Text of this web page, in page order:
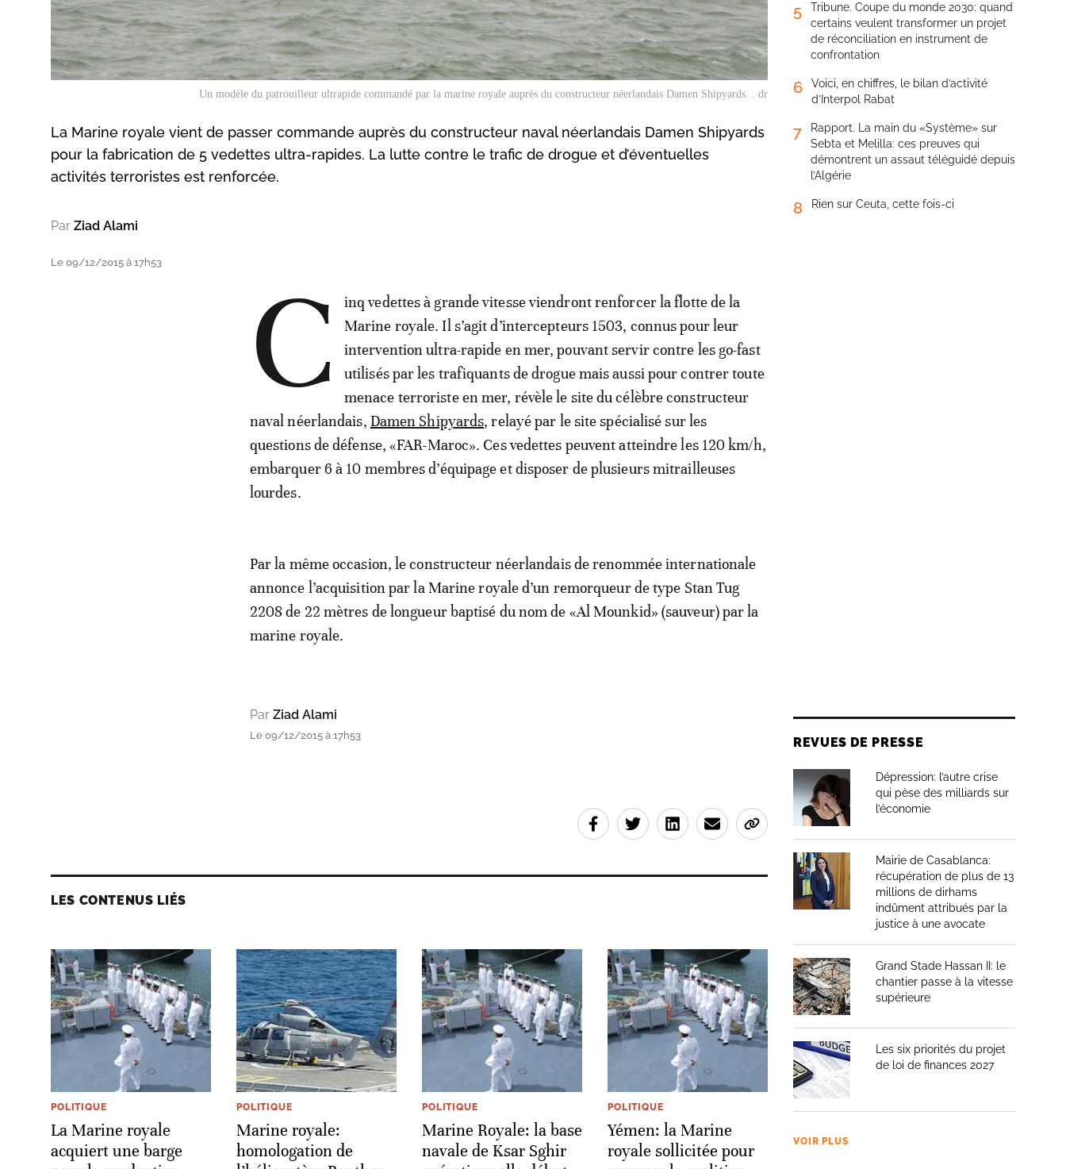
Un modèle du patrouilleur ultrapide commandé par la marine royale auprès du constructeur néerlandais Damen Shipyards. . dr
La Marine royale vient de passer commande auprès du constructeur naval néerlandais Damen Shipyards
pour la fabrication de 5 vedettes ultra-rapides. La lutte contre le trafic de drogue et d’éventuelles
activités terroristes est renforcée.
Par Ziad Alami
Le 09/12/2015 à 17h53 C
inq vedettes à grande vitesse viendront renforcer la flotte de la
Marine royale. Il s’agit d’intercepteurs 1503, connus pour leur
intervention ultra-rapide en mer, pouvant servir contre les go-fast
utilisés par les trafiquants de drogue mais aussi pour contrer toute
menace terroriste en mer, révèle le site du célèbre constructeur
naval néerlandais, Damen Shipyards, relayé par le site spécialisé sur les
questions de défense, «FAR-Maroc». Ces vedettes peuvent atteindre les 120 km/h,
embarquer 6 à 10 membres d’équipage et disposer de plusieurs mitrailleuses
lourdes.
Par la même occasion, le constructeur néerlandais de renommée internationale
annonce l’acquisition par la Marine royale d’un remorqueur de type Stan Tug
2208 de 22 mètres de longueur baptisé du nom de «Al Mounkid» (sauveur) par la
marine royale.
Par Ziad Alami
Le 09/12/2015 à 17h53
LES CONTENUS LIÉS
POLITIQUE
La Marine royale
acquiert une barge
POLITIQUE
Marine royale:
homologation de
POLITIQUE
Marine Royale: la base
navale de Ksar Sghir
POLITIQUE
Yémen: la Marine
royale sollicitée pour
5
Tribune. Coupe du monde 2030: quand
certains veulent transformer un projet
de réconciliation en instrument de
confrontation
6
Voici, en chiffres, le bilan d’activité
d’Interpol Rabat
7
Rapport. La main du «Système» sur
Sebta et Melilla: ces preuves qui
démontrent un assaut téléguidé depuis
l’Algérie
8 Rien sur Ceuta, cette fois-ci
REVUES DE PRESSE
Dépression: l’autre crise
qui pèse des milliards sur
l’économie
Mairie de Casablanca:
récupération de plus de 13
millions de dirhams
indûment attribués par la
justice à une avocate
Grand Stade Hassan II: le
chantier passe à la vitesse
supérieure
Les six priorités du projet
de loi de finances 2027
VOIR PLUS